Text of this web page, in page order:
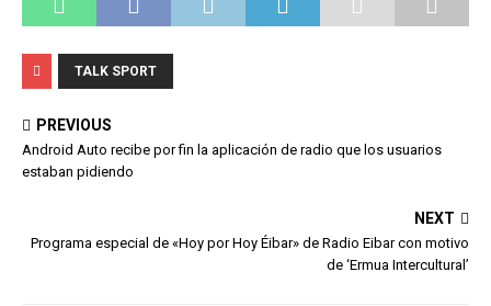
TALK SPORT
PREVIOUS
Android Auto recibe por fin la aplicación de radio que los usuarios
estaban pidiendo
NEXT
Programa especial de «Hoy por Hoy Éibar» de Radio Eibar con motivo
de ‘Ermua Intercultural’